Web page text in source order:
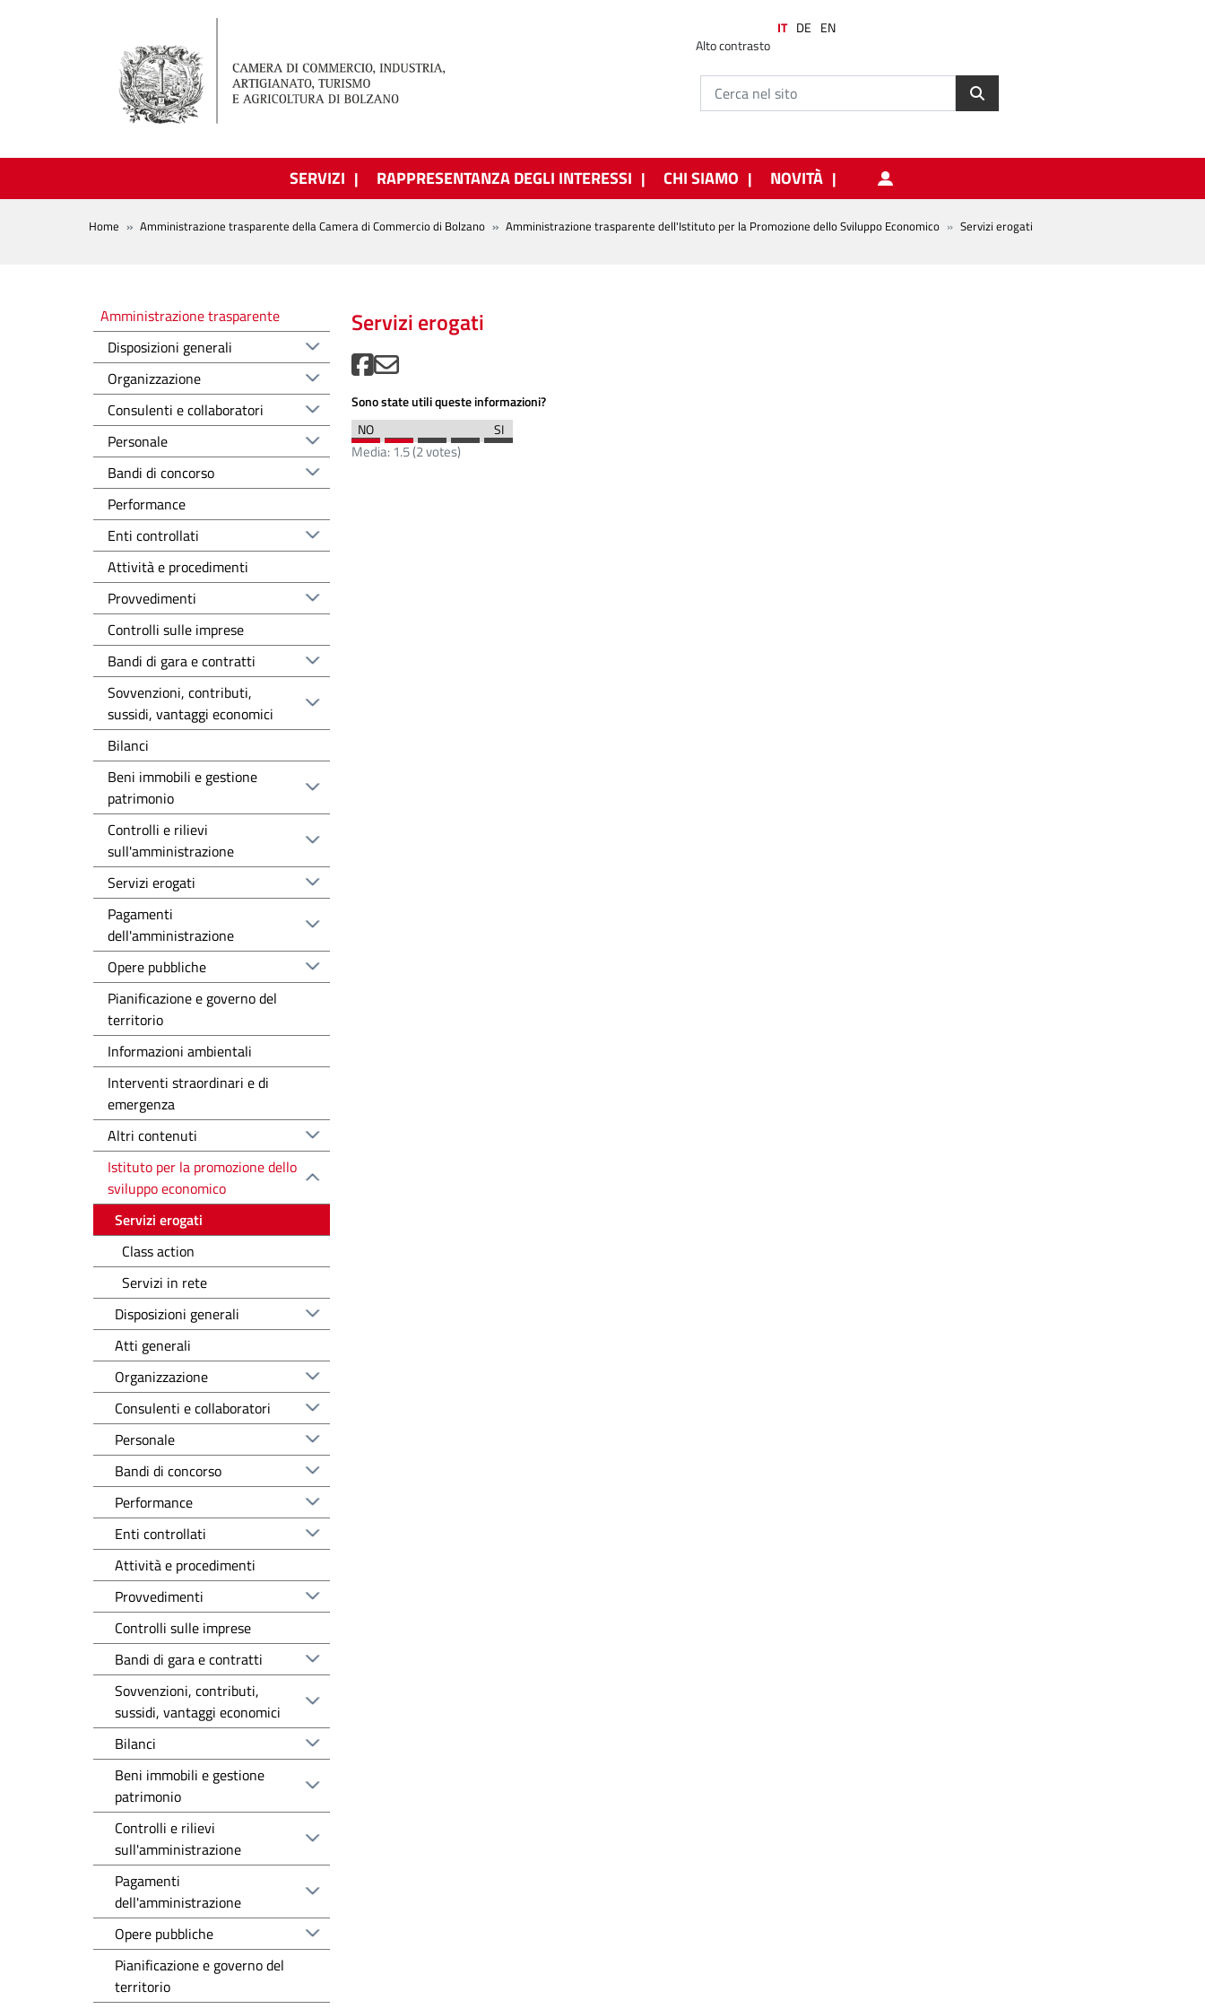
Alto contrasto
IT DE EN
SERVIZI RAPPRESENTANZA DEGLI INTERESSI CHI SIAMO NOVITÀ
BREADCRUMB
Home Amministrazione trasparente della Camera di Commercio di Bolzano Amministrazione trasparente dell'Istituto per la Promozione dello Sviluppo Economico Servizi erogati
Servizi erogati
Sono state utili queste informazioni?
Media:1.5(2votes)
Amministrazione trasparente
Amministrazione trasparente
Disposizioni generali
Organizzazione
Consulenti e collaboratori
Personale
Bandi di concorso
Performance
Enti controllati
Attività e procedimenti
Provvedimenti
Controlli sulle imprese
Bandi di gara e contratti
Sovvenzioni, contributi,
sussidi, vantaggi economici
Bilanci
Beni immobili e gestione
patrimonio
Controlli e rilievi
sull'amministrazione
Servizi erogati
Pagamenti
dell'amministrazione
Opere pubbliche
Pianificazione e governo del
territorio
Informazioni ambientali
Interventi straordinari e di
emergenza
Altri contenuti
Istituto per la promozione dello
sviluppo economico
Servizi erogati
Class action
Servizi in rete
Disposizioni generali
Atti generali
Organizzazione
Consulenti e collaboratori
Personale
Bandi di concorso
Performance
Enti controllati
Attività e procedimenti
Provvedimenti
Controlli sulle imprese
Bandi di gara e contratti
Sovvenzioni, contributi,
sussidi, vantaggi economici
Bilanci
Beni immobili e gestione
patrimonio
Controlli e rilievi
sull'amministrazione
Pagamenti
dell'amministrazione
Opere pubbliche
Pianificazione e governo del
territorio